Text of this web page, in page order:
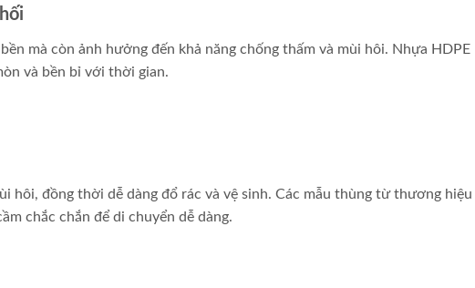
mà còn ảnh hưởng đến khả năng chống thấm và mùi hôi. Nhựa HDPE
và bền bỉ với thời gian.
hôi, đồng thời dễ dàng đổ rác và vệ sinh. Các mẫu thùng từ thương hiệu
chắc chắn để di chuyển dễ dàng.